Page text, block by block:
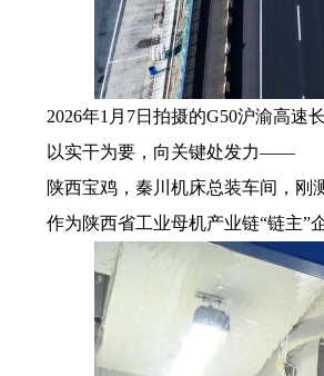
2026年1月7日拍摄的G50沪渝高速长
以实干为要，向关键处发力——
陕西宝鸡，秦川机床总装车间，刚
作为陕西省工业母机产业链“链主”企